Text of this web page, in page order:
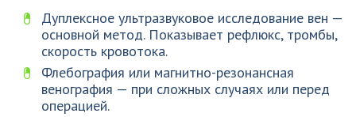
Дуплексное ультразвуковое исследование вен —
основной метод. Показывает рефлюкс, тромбы,
скорость кровотока.
Флебография или магнитно-резонансная
венография — при сложных случаях или перед
операцией.